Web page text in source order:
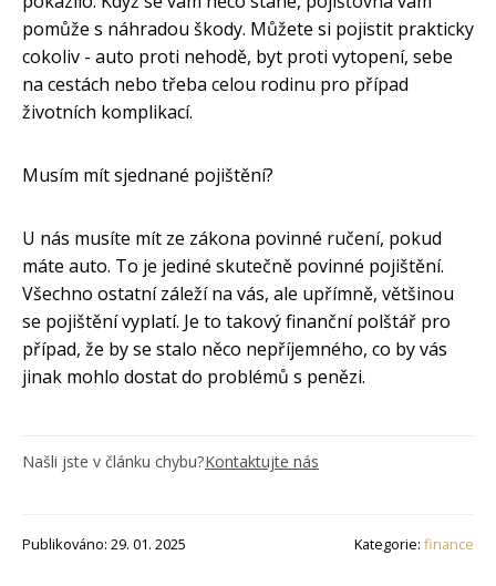
pomůže s náhradou škody. Můžete si pojistit prakticky
cokoliv - auto proti nehodě, byt proti vytopení, sebe
na cestách nebo třeba celou rodinu pro případ
životních komplikací.
Musím mít sjednané pojištění?
U nás musíte mít ze zákona povinné ručení, pokud
máte auto. To je jediné skutečně povinné pojištění.
Všechno ostatní záleží na vás, ale upřímně, většinou
se pojištění vyplatí. Je to takový finanční polštář pro
případ, že by se stalo něco nepříjemného, co by vás
jinak mohlo dostat do problémů s penězi.
Našli jste v článku chybu?Kontaktujte nás
Publikováno: 29. 01. 2025 Kategorie: finance